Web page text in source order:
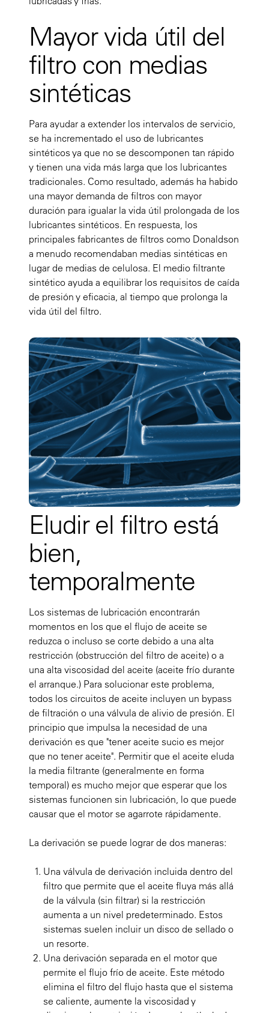
Mayor vida útil del
filtro con medias
sintéticas
Para ayudar a extender los intervalos de servicio,
se ha incrementado el uso de lubricantes
sintéticos ya que no se descomponen tan rápido
y tienen una vida más larga que los lubricantes
tradicionales. Como resultado, además ha habido
una mayor demanda de filtros con mayor
duración para igualar la vida útil prolongada de los
lubricantes sintéticos. En respuesta, los
principales fabricantes de filtros como Donaldson
a menudo recomendaban medias sintéticas en
lugar de medias de celulosa. El medio filtrante
sintético ayuda a equilibrar los requisitos de caída
de presión y eficacia, al tiempo que prolonga la
vida útil del filtro.
Eludir el filtro está
bien,
temporalmente
Los sistemas de lubricación encontrarán
momentos en los que el flujo de aceite se
reduzca o incluso se corte debido a una alta
restricción (obstrucción del filtro de aceite) o a
una alta viscosidad del aceite (aceite frío durante
el arranque.) Para solucionar este problema,
todos los circuitos de aceite incluyen un bypass
de filtración o una válvula de alivio de presión. El
principio que impulsa la necesidad de una
derivación es que "tener aceite sucio es mejor
que no tener aceite". Permitir que el aceite eluda
la media filtrante (generalmente en forma
temporal) es mucho mejor que esperar que los
sistemas funcionen sin lubricación, lo que puede
causar que el motor se agarrote rápidamente.
La derivación se puede lograr de dos maneras:
Una válvula de derivación incluida dentro del
filtro que permite que el aceite fluya más allá
de la válvula (sin filtrar) si la restricción
aumenta a un nivel predeterminado. Estos
sistemas suelen incluir un disco de sellado o
un resorte.
Una derivación separada en el motor que
permite el flujo frío de aceite. Este método
elimina el filtro del flujo hasta que el sistema
se caliente, aumente la viscosidad y